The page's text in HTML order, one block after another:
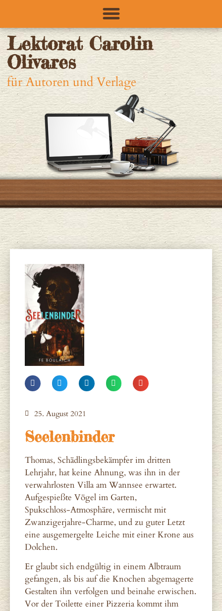
Lektorat Carolin
Olivares
für Autoren und Verlage
25. August 2021
Seelenbinder
Thomas, Schädlingsbekämpfer im dritten
Lehrjahr, hat keine Ahnung, was ihn in der
verwahrlosten Villa am Wannsee erwartet.
Aufgespießte Vögel im Garten,
Spukschloss‑Atmosphäre, vermischt mit
Zwanzigerjahre‑Charme, und zu guter Letzt
eine ausgemergelte Leiche mit einer Krone aus
Dolchen.
Er glaubt sich endgültig in einem Albtraum
gefangen, als bis auf die Knochen abgemagerte
Gestalten ihn verfolgen und beinahe erwischen.
Vor der Toilette einer Pizzeria kommt ihm